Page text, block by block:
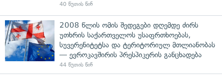
40 წუთის წინ
2008 წლის ომის შედეგები დღემდე ძირს
უთხრის საქართველოს უსაფრთხოებას,
სუვერენიტეტსა და ტერიტორიულ მთლიანობას
— ევროკავშირის პრესპიკერის განცხადება
44 წუთის წინ